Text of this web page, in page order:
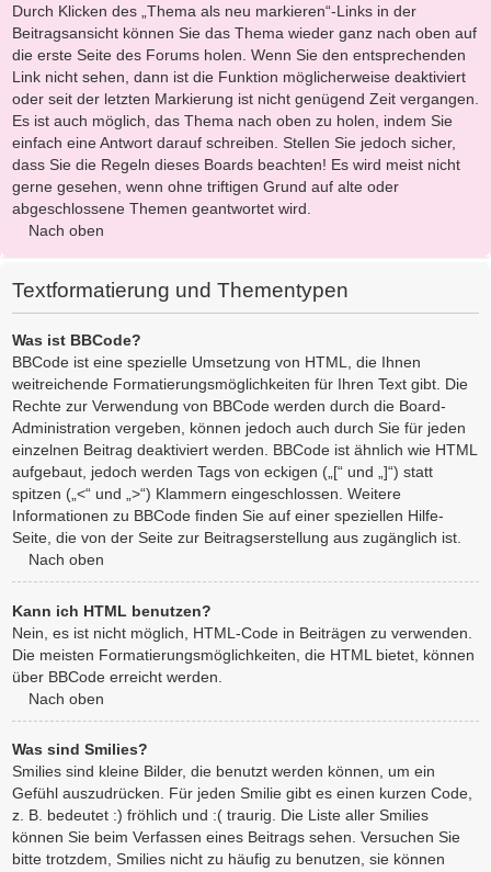
Durch Klicken des „Thema als neu markieren“-Links in der
Beitragsansicht können Sie das Thema wieder ganz nach oben auf
die erste Seite des Forums holen. Wenn Sie den entsprechenden
Link nicht sehen, dann ist die Funktion möglicherweise deaktiviert
oder seit der letzten Markierung ist nicht genügend Zeit vergangen.
Es ist auch möglich, das Thema nach oben zu holen, indem Sie
einfach eine Antwort darauf schreiben. Stellen Sie jedoch sicher,
dass Sie die Regeln dieses Boards beachten! Es wird meist nicht
gerne gesehen, wenn ohne triftigen Grund auf alte oder
abgeschlossene Themen geantwortet wird.
Nach oben
Textformatierung und Thementypen
Was ist BBCode?
BBCode ist eine spezielle Umsetzung von HTML, die Ihnen
weitreichende Formatierungsmöglichkeiten für Ihren Text gibt. Die
Rechte zur Verwendung von BBCode werden durch die Board-
Administration vergeben, können jedoch auch durch Sie für jeden
einzelnen Beitrag deaktiviert werden. BBCode ist ähnlich wie HTML
aufgebaut, jedoch werden Tags von eckigen („[“ und „]“) statt
spitzen („<“ und „>“) Klammern eingeschlossen. Weitere
Informationen zu BBCode finden Sie auf einer speziellen Hilfe-
Seite, die von der Seite zur Beitragserstellung aus zugänglich ist.
Nach oben
Kann ich HTML benutzen?
Nein, es ist nicht möglich, HTML-Code in Beiträgen zu verwenden.
Die meisten Formatierungsmöglichkeiten, die HTML bietet, können
über BBCode erreicht werden.
Nach oben
Was sind Smilies?
Smilies sind kleine Bilder, die benutzt werden können, um ein
Gefühl auszudrücken. Für jeden Smilie gibt es einen kurzen Code,
z. B. bedeutet :) fröhlich und :( traurig. Die Liste aller Smilies
können Sie beim Verfassen eines Beitrags sehen. Versuchen Sie
bitte trotzdem, Smilies nicht zu häufig zu benutzen, sie können